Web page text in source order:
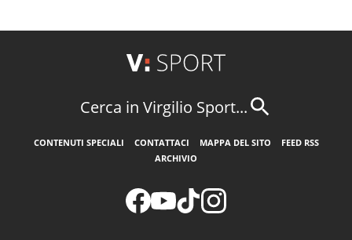
Cerca in Virgilio Sport...
CONTENUTI SPECIALI CONTATTACI MAPPA DEL SITO
FEED RSS
ARCHIVIO